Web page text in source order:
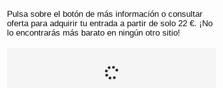
Pulsa sobre el botón de más información o consultar
oferta para adquirir tu entrada a partir de solo 22 €. ¡No
lo encontrarás más barato en ningún otro sitio!